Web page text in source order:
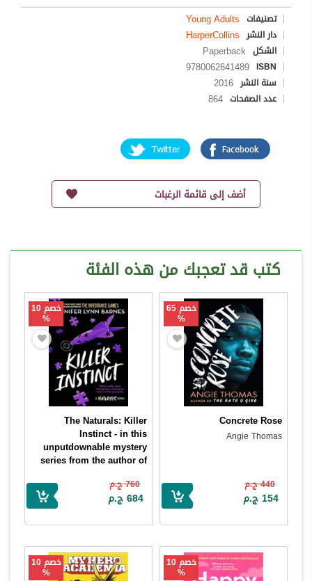
تصنيفات Young Adults
دار النشر HarperCollins
الشكل Paperback
ISBN
9780062641489
سنة النشر 2016
عدد الصفحات 864
أضف إلى قائمة الرغبات
كتب قد تعجبك من هذه الفئة
خصم 65
%
Concrete Rose
Angie Thomas
440 ج.م
154 ج.م
خصم 10
%
The Naturals: Killer
Instinct - in this
unputdownable mystery
series from the author of
Book 2
Jennifer Lynn Barnes
760 ج.م
684 ج.م
خصم 10
%
خصم 10
%